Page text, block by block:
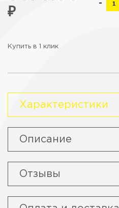
₽
-
Купить в 1 клик
Характеристики
Описание
Отзывы